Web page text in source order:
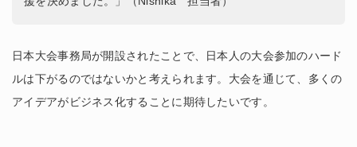
日本大会事務局が開設されたことで、日本人の大会参加のハード
ルは下がるのではないかと考えられます。大会を通じて、多くの
アイデアがビジネス化することに期待したいです。